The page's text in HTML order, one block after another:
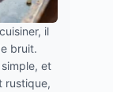
il
bruit.
et
rustique,